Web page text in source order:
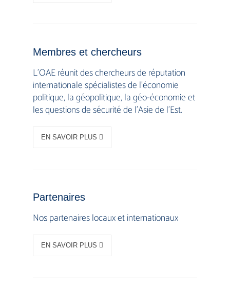
Membres et chercheurs
L’OAE réunit des chercheurs de réputation
internationale spécialistes de l’économie
politique, la géopolitique, la géo-économie et
les questions de sécurité de l’Asie de l’Est.
EN SAVOIR PLUS
Partenaires
Nos partenaires locaux et internationaux
EN SAVOIR PLUS